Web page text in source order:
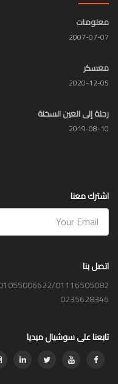
معلومات
2007-07-07
معسكر
2020-12-05
رحلة إلى العين السخنة
2019-08-10
اشترك معنا
اتصل بنا
01116505082
0235628346
تابعنا على سوشيال ميديا